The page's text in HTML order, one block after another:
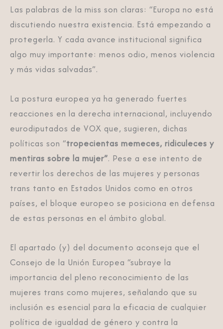
Las palabras de la miss son claras: “Europa no está
discutiendo nuestra existencia. Está empezando a
protegerla. Y cada avance institucional significa
algo muy importante: menos odio, menos violencia
y más vidas salvadas”.
La postura europea ya ha generado fuertes
reacciones en la derecha internacional, incluyendo
eurodiputados de VOX que, sugieren, dichas
políticas son “tropecientas memeces, ridiculeces y
mentiras sobre la mujer”. Pese a ese intento de
revertir los derechos de las mujeres y personas
trans tanto en Estados Unidos como en otros
países, el bloque europeo se posiciona en defensa
de estas personas en el ámbito global.
El apartado (y) del documento aconseja que el
Consejo de la Unión Europea “subraye la
importancia del pleno reconocimiento de las
mujeres trans como mujeres, señalando que su
inclusión es esencial para la eficacia de cualquier
política de igualdad de género y contra la